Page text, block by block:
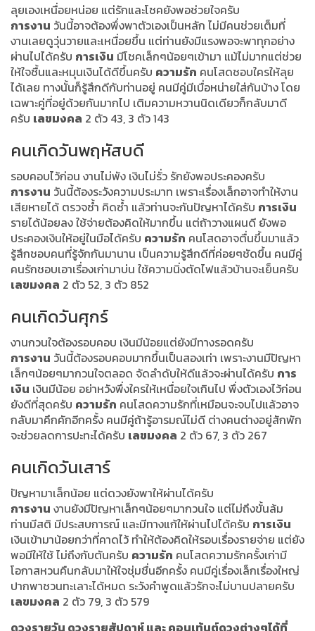
ลุยเองเหนื่อยหน่อย แต่รักและโชคยังพอช่วยใจครับ
การงาน วันนี้อาจต้องพึ่งพาตัวเองเป็นหลัก ไม่มีคนช่วยเต็มที่
งานเลยดูวุ่นวายและเหนื่อยขึ้น แต่ท่านยังมีแรงพอจะพาทุกอย่าง
ผ่านไปได้ครับ การเงิน มีโชคเล็กๆน้อยๆเข้ามา แม้ไม่มากแต่ช่วย
ให้ใจชื้นและหมุนเงินได้ดีขึ้นครับ ความรัก คนโสดชอบใครให้ลุย
ได้เลย ทางนั้นก็รู้สึกดีกับท่านอยู่ คนมีคู่มีเบื่อหน่ายใส่กันบ้าง โดย
เฉพาะคู่ที่อยู่ด้วยกันมากไป เติมความหวานนิดเดียวก็กลับมาดี
ครับ เลขมงคล 2 ตัว 43, 3 ตัว 143
คนเกิดวันพฤหัสบดี
รอบคอบไว้ก่อน งานไม่พัง เงินไม่รั่ว รักยังพอประคองครับ
การงาน วันนี้ต้องระวังความประมาท เพราะเรื่องเล็กอาจทำให้งาน
เสียหายได้ ตรวจซ้ำ คิดซ้ำ แล้วท่านจะกันปัญหาได้ครับ การเงิน
รายได้น้อยลง ใช้จ่ายต้องคิดให้มากขึ้น แต่ถ้าวางแผนดี ยังพอ
ประคองเงินให้อยู่ในมือได้ครับ ความรัก คนโสดอาจตื่นขึ้นมาแล้ว
รู้สึกชอบคนที่รู้จักกันมานาน เป็นความรู้สึกดีที่ค่อยๆชัดขึ้น คนมีคู่
คนรักชอบเอาเรื่องเก่ามาบ่น ใช้ความนิ่งตัดไฟแล้วบ้านจะเย็นครับ
เลขมงคล 2 ตัว 52, 3 ตัว 852
คนเกิดวันศุกร์
งานกวนใจต้องรอบคอบ เงินมีน้อยแต่ยังมีทางรอดครับ
การงาน วันนี้ต้องรอบคอบมากขึ้นเป็นสองเท่า เพราะงานมีปัญหา
เล็กๆน้อยๆมากวนใจตลอด จัดลำดับให้ดีแล้วจะผ่านได้ครับ การ
เงิน เงินมีน้อย อย่าหวังพึ่งใครให้เหนื่อยใจเกินไป พึ่งตัวเองไว้ก่อน
ยังดีที่สุดครับ ความรัก คนโสดความรักที่เหมือนจะจบไปแล้วอาจ
กลับมาคึกคักอีกครั้ง คนมีคู่ถ้ารู้อารมณ์ไม่ดี ต่างคนต่างอยู่สักพัก
จะช่วยลดการปะทะได้ครับ เลขมงคล 2 ตัว 67, 3 ตัว 267
คนเกิดวันเสาร์
ปัญหามาเล็กน้อย แต่ดวงยังพาให้ผ่านได้ครับ
การงาน งานยังมีปัญหาเล็กๆน้อยๆมากวนใจ แต่ไม่ถึงขั้นล้ม
ท่านมีสติ มีประสบการณ์ และมีทางแก้ให้ผ่านไปได้ครับ การเงิน
เงินเข้ามาน้อยกว่าที่คาดไว้ ทำให้ต้องคิดให้รอบเรื่องรายจ่าย แต่ยัง
พอมีให้ใช้ ไม่ถึงกับตันครับ ความรัก คนโสดความรักครั้งเก่ามี
โอกาสหวนคืนกลับมาให้ใจชุ่มชื่นอีกครั้ง คนมีคู่เรื่องเล็กเรื่องใหญ่
ปากพาชวนทะเลาะได้หมด ระวังคำพูดแล้วรักจะไม่บานปลายครับ
เลขมงคล 2 ตัว 79, 3 ตัว 579
ดวงรายวัน ดวงรายสัปดาห์ และ คอนเท้นต์ดวงต่างๆได้ที่